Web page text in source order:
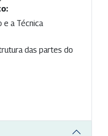
e a Técnica
das partes do